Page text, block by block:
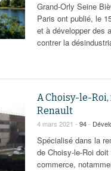
Grand-Orly Seine
Paris ont publié, le
et à développer des
contrer la
A Choisy-le-
Renault
4 mars 2021 - 94-
Spécialisé dans la
de Choisy-le-Roi
commerce,